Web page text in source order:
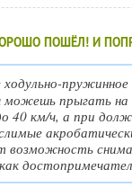
ПОШЁЛ! И
пружинное
прыгать на
40 км/ч, а при